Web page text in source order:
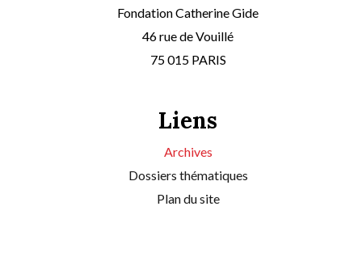
Fondation Catherine Gide
46 rue de Vouillé
75 015 PARIS
Liens
Archives
Dossiers thématiques
Plan du site